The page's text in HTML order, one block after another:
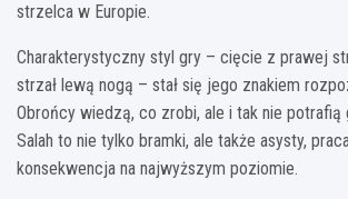
strzelca w Europie.
Charakterystyczny styl gry – cięcie z prawej
strzał lewą nogą – stał się jego znakiem
Obrońcy wiedzą, co zrobi, ale i tak nie potrafią
Salah to nie tylko bramki, ale także asysty,
konsekwencja na najwyższym poziomie.